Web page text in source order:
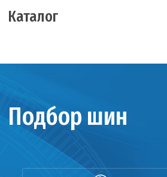
Каталог
Подбор шин